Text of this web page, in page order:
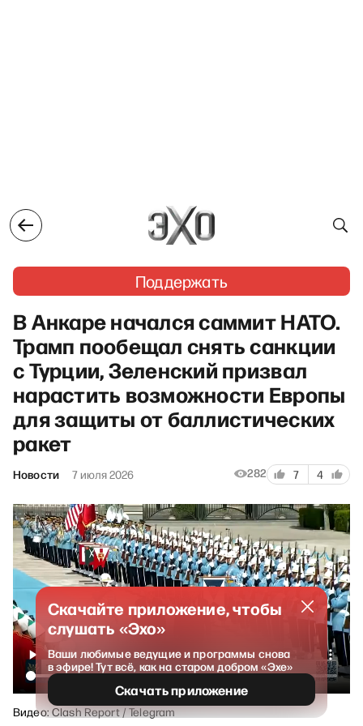
Поддержать
В Анкаре начался саммит НАТО.
Трамп пообещал снять санкции
с Турции, Зеленский призвал
нарастить возможности Европы
для защиты от баллистических
ракет
Новости 7 июля 2026 282 7 4
Видео: Clash Report / Telegram
Скачайте приложение, чтобы
слушать «Эхо»
Ваши любимые ведущие и программы снова
в эфире! Тут всё, как на старом добром «Эхе»
Скачать приложение